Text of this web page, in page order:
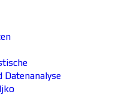
Datenanalyse